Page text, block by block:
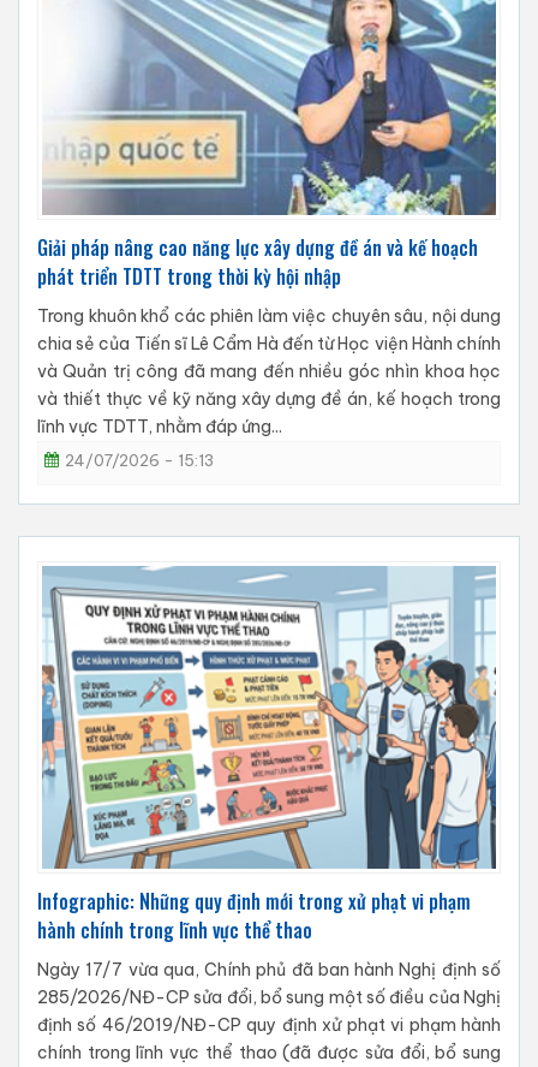
Giải pháp nâng cao năng lực xây dựng đề án và kế hoạch
phát triển TDTT trong thời kỳ hội nhập
Trong khuôn khổ các phiên làm việc chuyên sâu, nội dung
chia sẻ của Tiến sĩ Lê Cẩm Hà đến từ Học viện Hành chính
và Quản trị công đã mang đến nhiều góc nhìn khoa học
và thiết thực về kỹ năng xây dựng đề án, kế hoạch trong
lĩnh vực TDTT, nhằm đáp ứng...
24/07/2026 - 15:13
Infographic: Những quy định mới trong xử phạt vi phạm
hành chính trong lĩnh vực thể thao
Ngày 17/7 vừa qua, Chính phủ đã ban hành Nghị định số
285/2026/NĐ-CP sửa đổi, bổ sung một số điều của Nghị
định số 46/2019/NĐ-CP quy định xử phạt vi phạm hành
chính trong lĩnh vực thể thao (đã được sửa đổi, bổ sung